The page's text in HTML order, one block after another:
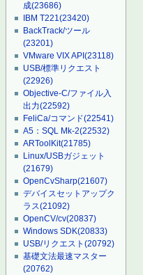
成(23686)
IBM T221(23420)
BackTrack/ツール
(23201)
VMware VIX API(23118)
USB/標準リクエスト
(22926)
Objective-C/ファイル入
出力(22592)
FeliCa/コマンド(22541)
A5：SQL Mk-2(22532)
ARToolKit(21785)
Linux/USBガジェット
(21679)
OpenCvSharp(21607)
デバイスセットアップク
ラス(21092)
OpenCV/cv(20837)
Windows SDK(20833)
USB/リクエスト(20792)
基礎文法最速マスター
(20762)